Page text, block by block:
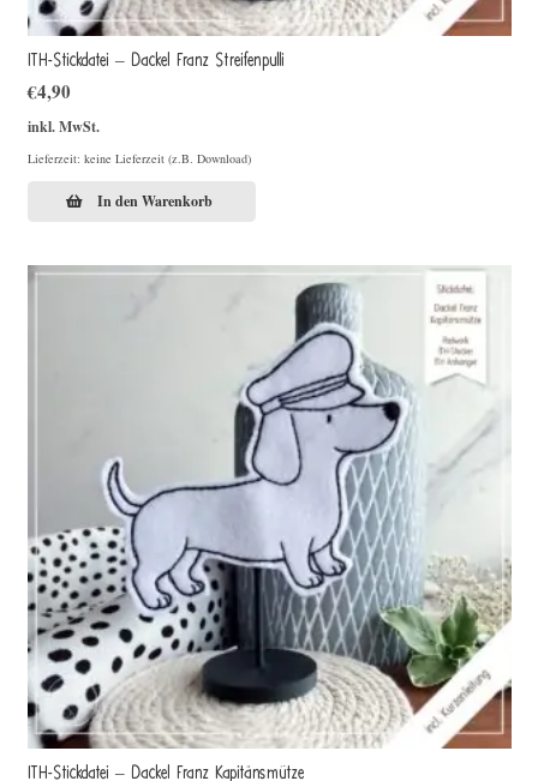
ITH-Stickdatei – Dackel Franz Streifenpulli
€4,90
inkl. MwSt.
Lieferzeit: keine Lieferzeit (z.B. Download)
In den Warenkorb
ITH-Stickdatei – Dackel Franz Kapitänsmütze